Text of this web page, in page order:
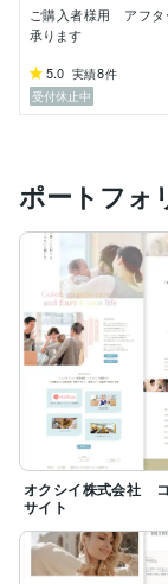
どうぞよろし
ご購入者様用 アフタ
承ります
5.0 実績8件
受付休止中
ポートフォ
オクシイ株式会社
サイト